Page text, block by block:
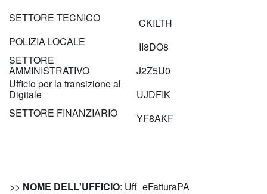
SETTORE TECNICO
CKILTH
POLIZIA LOCALE
II8DO8
SETTORE
AMMINISTRATIVO
J2Z5U0
Ufficio per la transizione al
Digitale
UJDFIK
SETTORE FINANZIARIO
YF8AKF
>> NOME DELL'UFFICIO: Uff_eFatturaPA